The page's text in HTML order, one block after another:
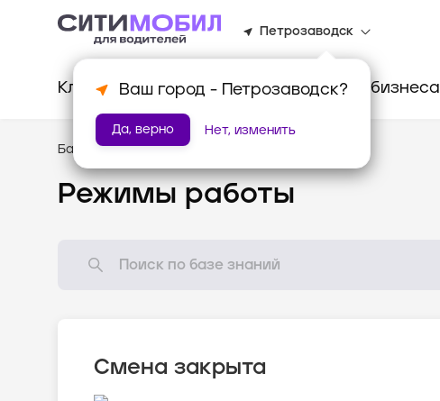
Петрозаводск
Ваш город - Петрозаводск?
Да, верно Нет, изменить
Клиентам Водителям Для бизнеса
База знаний /Как всё устроено?
Режимы работы
Смена закрыта